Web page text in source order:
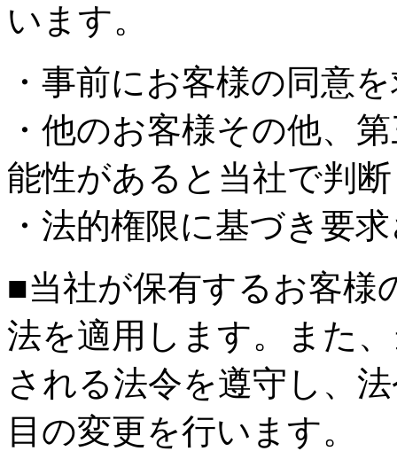
います。
・事前にお客様の同意
・他のお客様その他、
能性があると当社で判
・法的権限に基づき要
■当社が保有するお客様
法を適用します。また
される法令を遵守し、
目の変更を行います。